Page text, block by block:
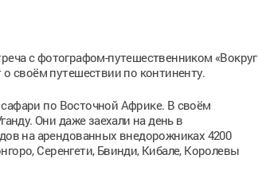
с фотографом-путешественником «Вокруг
своём путешествии по континенту.
по Восточной Африке. В своём
Они даже заехали на день в
на арендованных внедорожниках 4200
Серенгети, Бвинди, Кибале, Королевы